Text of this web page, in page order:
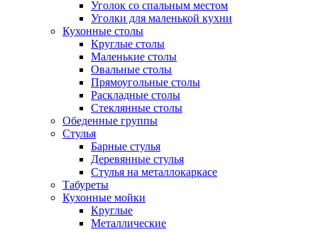
Уголок со спальным местом
Уголки для маленькой кухни
Кухонные столы
Круглые столы
Маленькие столы
Овальные столы
Прямоугольные столы
Раскладные столы
Стеклянные столы
Обеденные группы
Стулья
Барные стулья
Деревянные стулья
Стулья на металлокаркасе
Табуреты
Кухонные мойки
Круглые
Металлические